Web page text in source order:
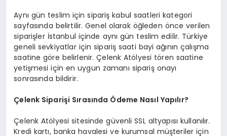
Aynı gün teslim için sipariş kabul saatleri kategori
sayfasında belirtilir. Genel olarak öğleden önce verilen
siparişler İstanbul içinde aynı gün teslim edilir. Türkiye
geneli sevkiyatlar için sipariş saati bayi ağının çalışma
saatine göre belirlenir. Çelenk Atölyesi tören saatine
yetişmesi için en uygun zamanı sipariş onayı
sonrasında bildirir.
Çelenk Siparişi Sırasında Ödeme Nasıl Yapılır?
Çelenk Atölyesi sitesinde güvenli SSL altyapısı kullanılır.
Kredi kartı, banka havalesi ve kurumsal müşteriler için